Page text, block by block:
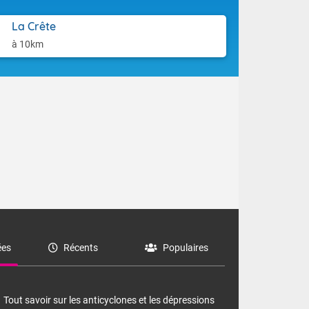
Février, seul
La Crête
à 10km
Récents Populaires
Tout savoir sur les anticyclones et les dépressions